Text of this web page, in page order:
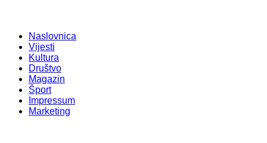
Naslovnica
Vijesti
Kultura
Društvo
Magazin
Šport
Impressum
Marketing